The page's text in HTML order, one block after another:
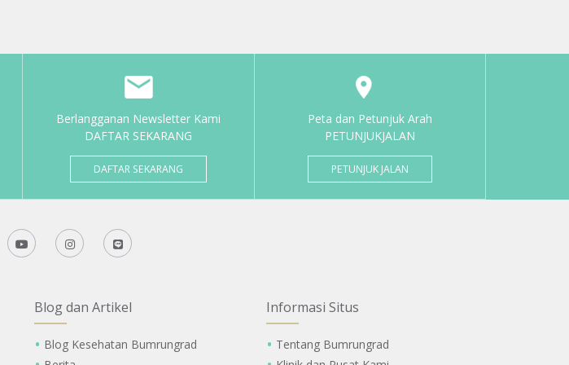
Berlangganan Newsletter Kami
DAFTAR SEKARANG
DAFTAR SEKARANG
Peta dan Petunjuk Arah
PETUNJUKJALAN
PETUNJUK JALAN
Blog dan Artikel
Blog Kesehatan Bumrungrad
Informasi Situs
Tentang Bumrungrad